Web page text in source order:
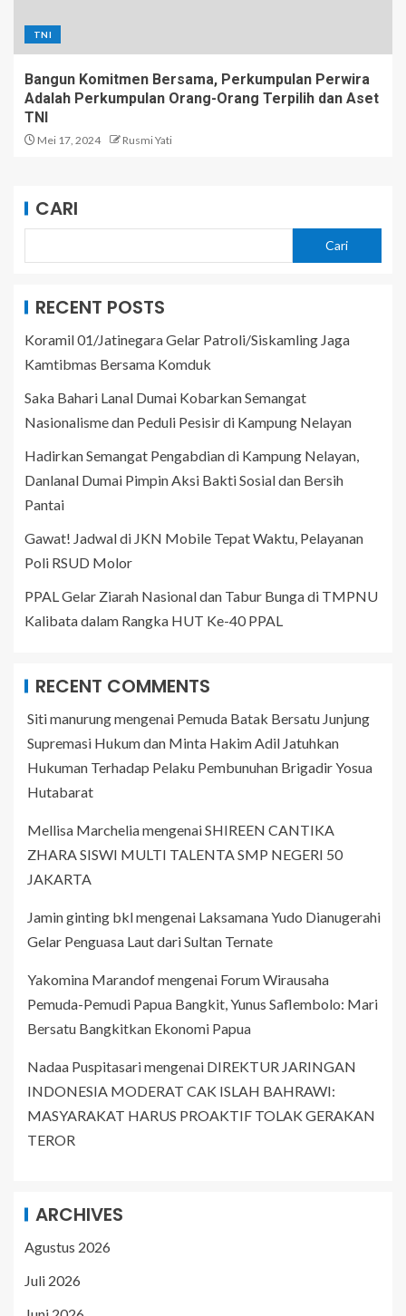
TNI
Bangun Komitmen Bersama, Perkumpulan Perwira
Adalah Perkumpulan Orang-Orang Terpilih dan Aset
TNI
Mei 17, 2024 Rusmi Yati
CARI
Cari
RECENT POSTS
Koramil 01/Jatinegara Gelar Patroli/Siskamling Jaga
Kamtibmas Bersama Komduk
Saka Bahari Lanal Dumai Kobarkan Semangat
Nasionalisme dan Peduli Pesisir di Kampung Nelayan
Hadirkan Semangat Pengabdian di Kampung Nelayan,
Danlanal Dumai Pimpin Aksi Bakti Sosial dan Bersih
Pantai
Gawat! Jadwal di JKN Mobile Tepat Waktu, Pelayanan
Poli RSUD Molor
PPAL Gelar Ziarah Nasional dan Tabur Bunga di TMPNU
Kalibata dalam Rangka HUT Ke-40 PPAL
RECENT COMMENTS
Siti manurungmengenai Pemuda Batak Bersatu Junjung
Supremasi Hukum dan Minta Hakim Adil Jatuhkan
Hukuman Terhadap Pelaku Pembunuhan Brigadir Yosua
Hutabarat
Mellisa MarcheliamengenaiSHIREEN CANTIKA
ZHARA SISWI MULTI TALENTA SMP NEGERI 50
JAKARTA
Jamin ginting bklmengenai Laksamana Yudo Dianugerahi
Gelar Penguasa Laut dari Sultan Ternate
Yakomina Marandofmengenai Forum Wirausaha
Pemuda-Pemudi Papua Bangkit, Yunus Saflembolo: Mari
Bersatu Bangkitkan Ekonomi Papua
Nadaa Puspitasarimengenai DIREKTUR JARINGAN
INDONESIA MODERAT CAK ISLAH BAHRAWI:
MASYARAKAT HARUS PROAKTIF TOLAK GERAKAN
TEROR
ARCHIVES
Agustus 2026
Juli 2026